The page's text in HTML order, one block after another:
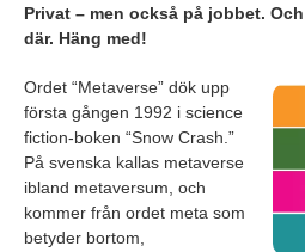
Arbetsgivare behöver
för jobb, möten och
data.
Privat – men också på jobbet.
där. Häng med!
Ordet “Metaverse” dök upp
första gången 1992 i science
fiction-boken “Snow Crash.”
På svenska kallas metaverse
ibland metaversum, och
kommer från ordet meta som
betyder bortom,